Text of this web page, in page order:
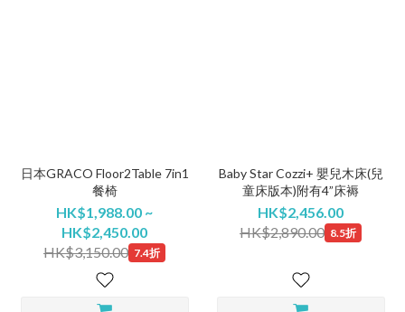
日本GRACO Floor2Table 7in1
餐椅
HK$1,988.00 ~
HK$2,450.00
HK$3,150.00 7.4折
Baby Star Cozzi+ 嬰兒木床(兒
童床版本)附有4”床褥
HK$2,456.00
HK$2,890.00 8.5折